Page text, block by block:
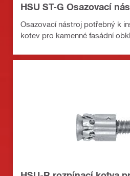
HSU ST-G Osazovací
Osazovací nástroj potřebný k
kotev pro kamenné fasádní